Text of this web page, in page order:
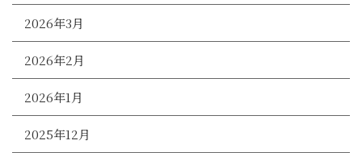
2026年3月
2026年2月
2026年1月
2025年12月